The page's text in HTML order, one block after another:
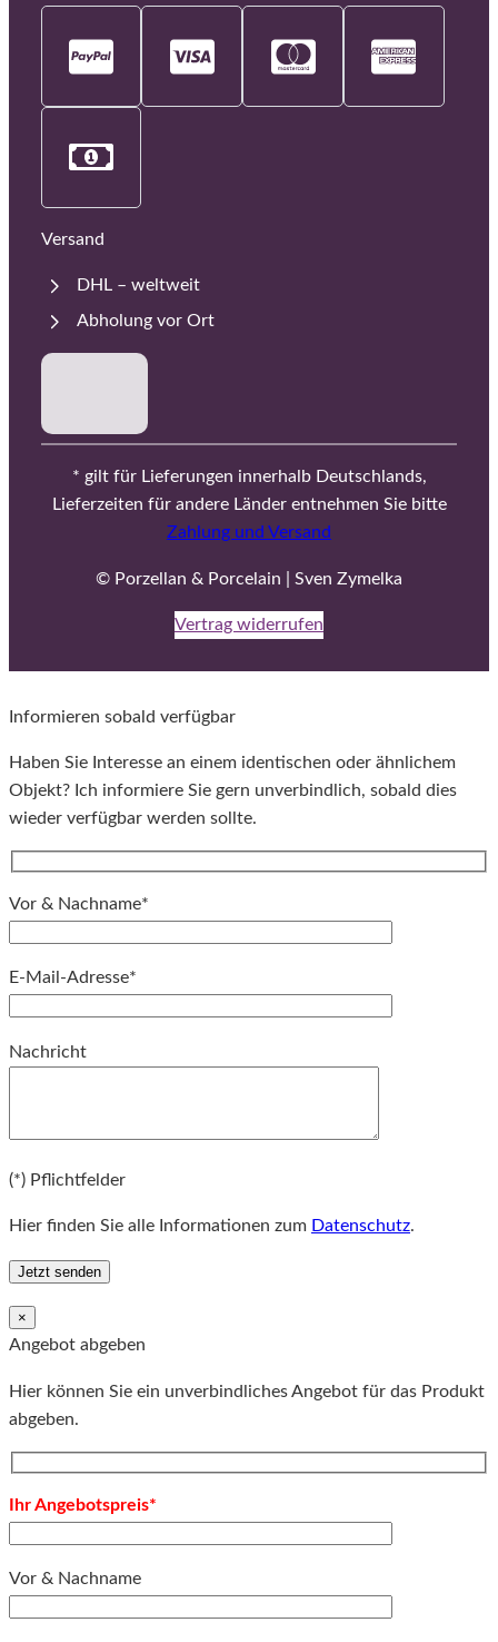
Versand
DHL – weltweit
Abholung vor Ort
* gilt für Lieferungen innerhalb Deutschlands,
Lieferzeiten für andere Länder entnehmen Sie bitte
Zahlung und Versand
© Porzellan & Porcelain | Sven Zymelka
Vertrag widerrufen
Informieren sobald verfügbar
Haben Sie Interesse an einem identischen oder ähnlichem
Objekt? Ich informiere Sie gern unverbindlich, sobald dies
wieder verfügbar werden sollte.
Vor & Nachname*
E-Mail-Adresse*
Nachricht
(*) Pflichtfelder
Hier finden Sie alle Informationen zum Datenschutz.
×
Angebot abgeben
Hier können Sie ein unverbindliches Angebot für das Produkt
abgeben.
Ihr Angebotspreis*
Vor & Nachname